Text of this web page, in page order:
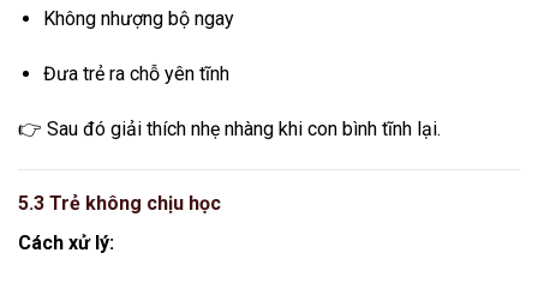
Không nhượng bộ ngay
Đưa trẻ ra chỗ yên tĩnh
👉 Sau đó giải thích nhẹ nhàng khi con bình tĩnh lại.
5.3 Trẻ không chịu học
Cách xử lý: